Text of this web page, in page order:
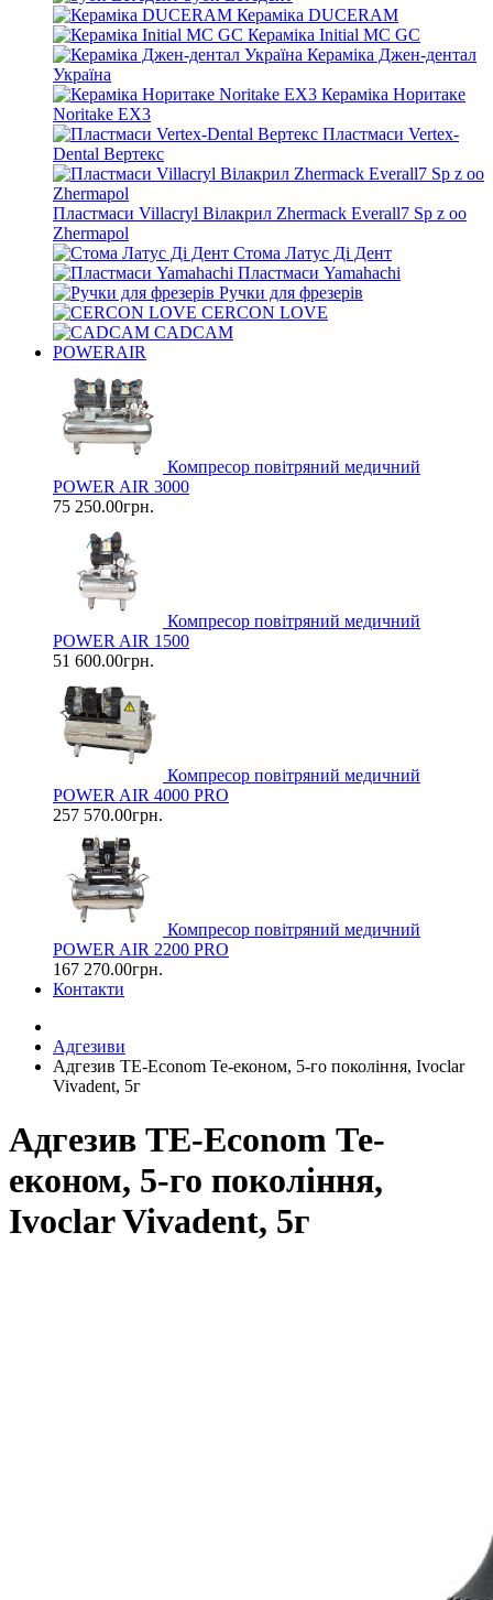
Кераміка DUCERAM
Кераміка Initial MC GC
Кераміка Джен-дентал
Україна
Кераміка Норитаке
Noritake EX3
Пластмаси Vertex-
Dental Вертекс
Пластмаси Villacryl Вілакрил Zhermack Everall7 Sp z oo
Zhermapol
Стома Латус Ді Дент
Пластмаси Yamahachi
Ручки для фрезерів
CERCON LOVE
CADCAM
POWERAIR
Компресор повітряний медичний
POWER AIR 3000
75 250.00грн.
Компресор повітряний медичний
POWER AIR 1500
51 600.00грн.
Компресор повітряний медичний
POWER AIR 4000 PRO
257 570.00грн.
Компресор повітряний медичний
POWER AIR 2200 PRO
167 270.00грн.
Контакти
Адгезиви
Адгезив TE-Econom Те-економ, 5-го покоління, Ivoclar
Vivadent, 5г
Адгезив TE-Econom Те-
економ, 5-го покоління,
Ivoclar Vivadent, 5г